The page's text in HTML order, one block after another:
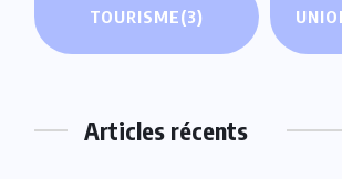
TOURISME(3)
Articles récents